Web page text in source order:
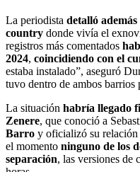
La periodista detalló
country donde vivía el
registros más comentados
2024, coincidiendo con el
estaba instalado”, aseguró
tuvo dentro de ambos barrios
La situación habría llegado
Zenere, que conoció a
Barro y oficializó su relación
el momento ninguno de los
separación, las versiones de